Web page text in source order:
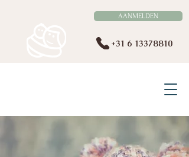
+31 6 13378810
AANMELDEN